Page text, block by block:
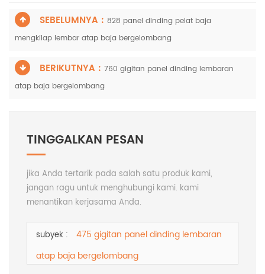
SEBELUMNYA : 828 panel dinding pelat baja
mengkilap lembar atap baja bergelombang
BERIKUTNYA : 760 gigitan panel dinding lembaran
atap baja bergelombang
TINGGALKAN PESAN
jika Anda tertarik pada salah satu produk kami,
jangan ragu untuk menghubungi kami. kami
menantikan kerjasama Anda.
subyek :
475 gigitan panel dinding lembaran
atap baja bergelombang